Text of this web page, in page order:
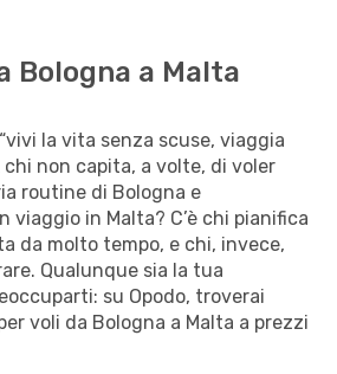
Bologna a Malta
la vita senza scuse, viaggia
chi non capita, a volte, di voler
routine di Bologna e
viaggio in Malta? C’è chi pianifica
da molto tempo, e chi, invece,
Qualunque sia la tua
su Opodo, troverai
voli da Bologna a Malta a prezzi